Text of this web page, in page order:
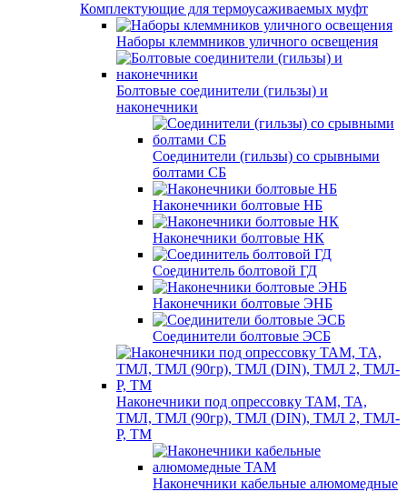
Комплектующие для термоусаживаемых муфт
Наборы клеммников уличного освещения
Болтовые соединители (гильзы) и
наконечники
Соединители (гильзы) со срывными
болтами СБ
Наконечники болтовые НБ
Наконечники болтовые НК
Соединитель болтовой ГД
Наконечники болтовые ЭНБ
Соединители болтовые ЭСБ
Наконечники под опрессовку ТАМ, ТА,
ТМЛ, ТМЛ (90гр), ТМЛ (DIN), ТМЛ 2, ТМЛ-
Р, ТМ
Наконечники кабельные алюмомедные